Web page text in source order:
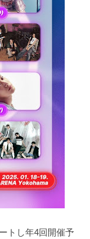
トし年4回開催予